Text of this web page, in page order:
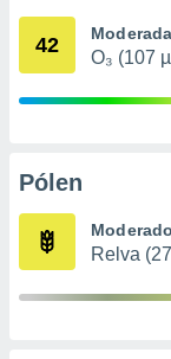
através
estudos
42 Moderada
O₃ (107
Pólen
Moderado
Relva